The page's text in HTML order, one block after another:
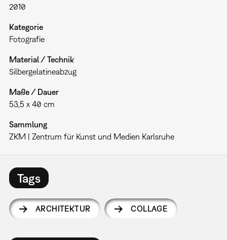
2010
Kategorie
Fotografie
Material / Technik
Silbergelatineabzug
Maße / Dauer
53,5 x 40 cm
Sammlung
ZKM | Zentrum für Kunst und Medien Karlsruhe
Tags
ARCHITEKTUR COLLAGE